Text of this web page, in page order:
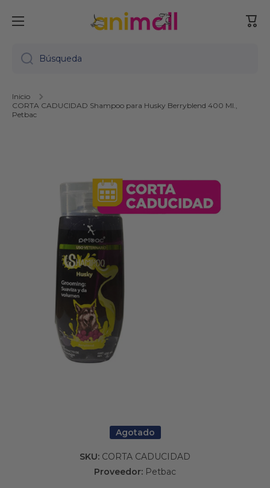
Ir directamente al contenido
Búsqueda
Inicio
CORTA CADUCIDAD Shampoo para Husky Berryblend 400 Ml.,
Petbac
Agotado
SKU: CORTA CADUCIDAD
Proveedor: Petbac